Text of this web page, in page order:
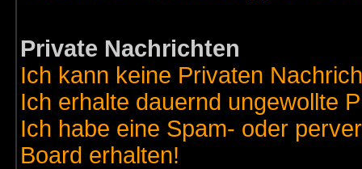
Private Nachrichten
Ich kann keine Privaten
Ich erhalte dauernd ungewollte
Ich habe eine Spam- oder
Board erhalten!